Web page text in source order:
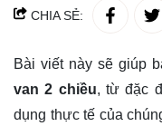
CHIA SẺ:
Bài viết này sẽ giúp
van 2 chiều, từ đặc
dụng thực tế của